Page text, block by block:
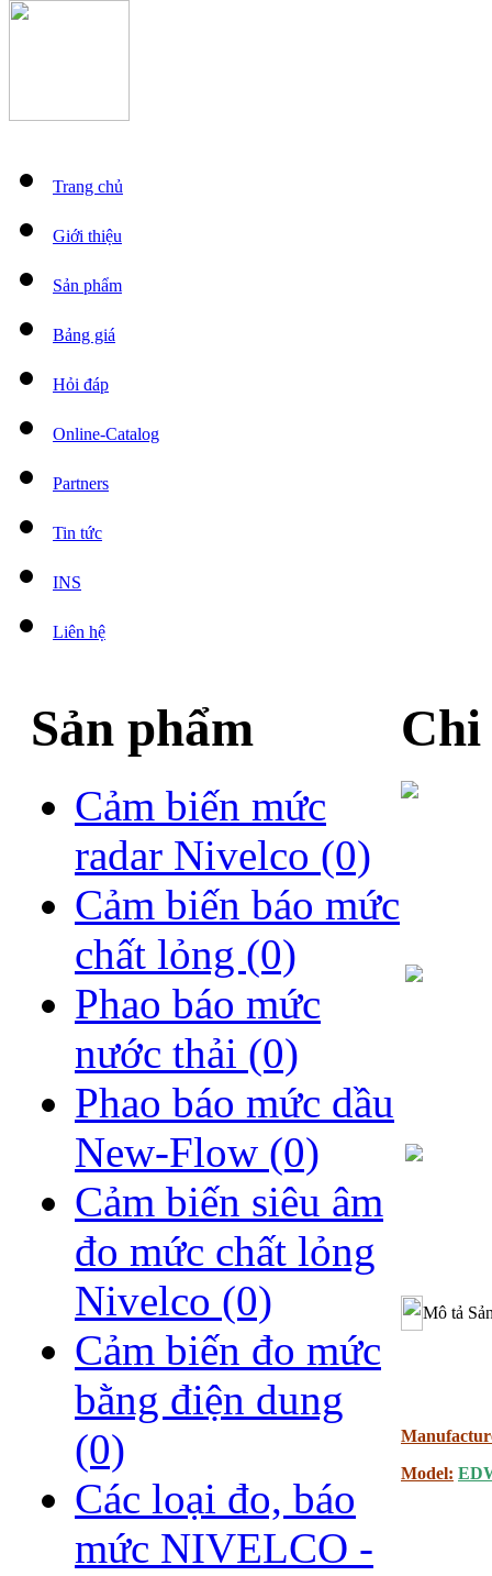
Trang chủ
Giới thiệu
Sản phẩm
Bảng giá
Hỏi đáp
Online-Catalog
Partners
Tin tức
INS
Liên hệ
Sản phẩm
Cảm biến mức
radar Nivelco (0)
Cảm biến báo mức
chất lỏng (0)
Phao báo mức
nước thải (0)
Phao báo mức dầu
New-Flow (0)
Cảm biến siêu âm
đo mức chất lỏng
Nivelco (0)
Cảm biến đo mức
bằng điện dung
(0)
Các loại đo, báo
mức NIVELCO -
Chi
Mô tả
Model: